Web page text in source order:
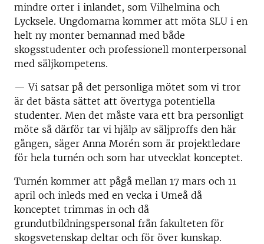
mindre orter i inlandet, som Vilhelmina och
Lycksele. Ungdomarna kommer att möta SLU i en
helt ny monter bemannad med både
skogsstudenter och professionell monterpersonal
med säljkompetens.
—Vi satsar på det personliga mötet som vi tror
är det bästa sättet att övertyga potentiella
studenter. Men det måste vara ett bra personligt
möte så därför tar vi hjälp av säljproffs den här
gången, säger Anna Morén som är projektledare
för hela turnén och som har utvecklat konceptet.
Turnén kommer att pågå mellan 17 mars och 11
april och inleds med en vecka i Umeå då
konceptet trimmas in och då
grundutbildningspersonal från fakulteten för
skogsvetenskap deltar och för över kunskap.